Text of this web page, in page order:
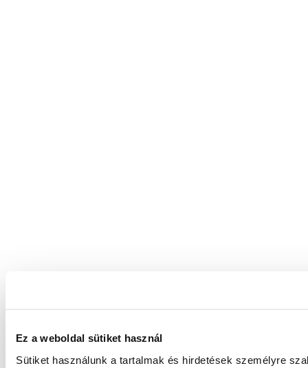
Ez a weboldal sütiket használ
Sütiket használunk a tartalmak és hirdetések személyre